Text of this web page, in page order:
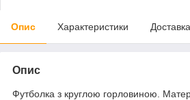
Опис Характеристики Доставка
Опис
Футболка з круглою горловиною.